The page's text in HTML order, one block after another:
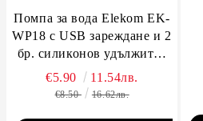
Помпа за вода Elekom EK-
WP18 с USB зареждане и 2
бр. силиконов удължител
за бутилки 3/5/8/10/11 L
€5.90 11.54лв.
€8.50 16.62лв.